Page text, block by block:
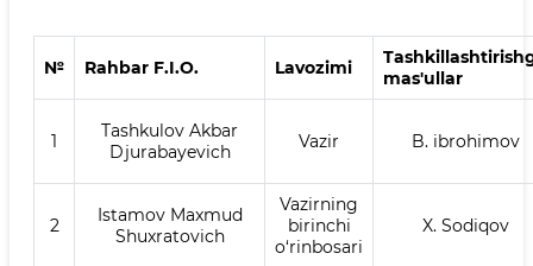
№ Rahbar F.I.O. Lavozimi
mas'ullar
1
Tashkulov Akbar
Djurabayevich
Vazir B. ibrohimov
2
Istamov Maxmud
Shuxratovich
Vazirning
birinchi
o‘rinbosari
X. Sodiqov